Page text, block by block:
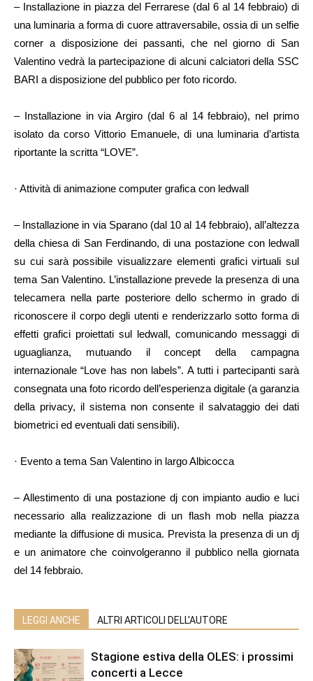
– Installazione in piazza del Ferrarese (dal 6 al 14 febbraio) di
una luminaria a forma di cuore attraversabile, ossia di un selfie
corner a disposizione dei passanti, che nel giorno di San
Valentino vedrà la partecipazione di alcuni calciatori della SSC
BARI a disposizione del pubblico per foto ricordo.
– Installazione in via Argiro (dal 6 al 14 febbraio), nel primo
isolato da corso Vittorio Emanuele, di una luminaria d’artista
riportante la scritta “LOVE”.
· Attività di animazione computer grafica con ledwall
– Installazione in via Sparano (dal 10 al 14 febbraio), all’altezza
della chiesa di San Ferdinando, di una postazione con ledwall
su cui sarà possibile visualizzare elementi grafici virtuali sul
tema San Valentino. L’installazione prevede la presenza di una
telecamera nella parte posteriore dello schermo in grado di
riconoscere il corpo degli utenti e renderizzarlo sotto forma di
effetti grafici proiettati sul ledwall, comunicando messaggi di
uguaglianza, mutuando il concept della campagna
internazionale “Love has non labels”. A tutti i partecipanti sarà
consegnata una foto ricordo dell’esperienza digitale (a garanzia
della privacy, il sistema non consente il salvataggio dei dati
biometrici ed eventuali dati sensibili).
· Evento a tema San Valentino in largo Albicocca
– Allestimento di una postazione dj con impianto audio e luci
necessario alla realizzazione di un flash mob nella piazza
mediante la diffusione di musica. Prevista la presenza di un dj
e un animatore che coinvolgeranno il pubblico nella giornata
del 14 febbraio.
LEGGI ANCHE ALTRI ARTICOLI DELL'AUTORE
Stagione estiva della OLES: i prossimi
concerti a Lecce